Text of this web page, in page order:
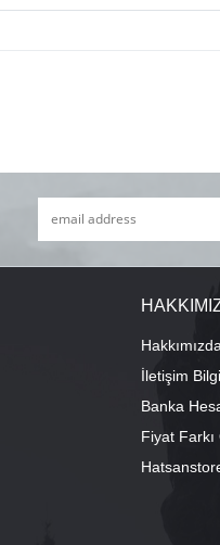
Hakkımızda
İletişim
Banka
Fiyat